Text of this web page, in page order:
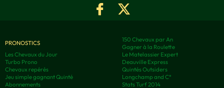
PRONOSTICS
Les Chevaux du Jour
Turbo Prono
Chevaux repérés
Jeu simple gagnant Quinté
Abonnements
150 Chevaux par An
Gagner à la Roulette
Le Matelassier Expert
Deauville Express
Quintés Outsiders
Longchamp and C°
Stats Turf 2014